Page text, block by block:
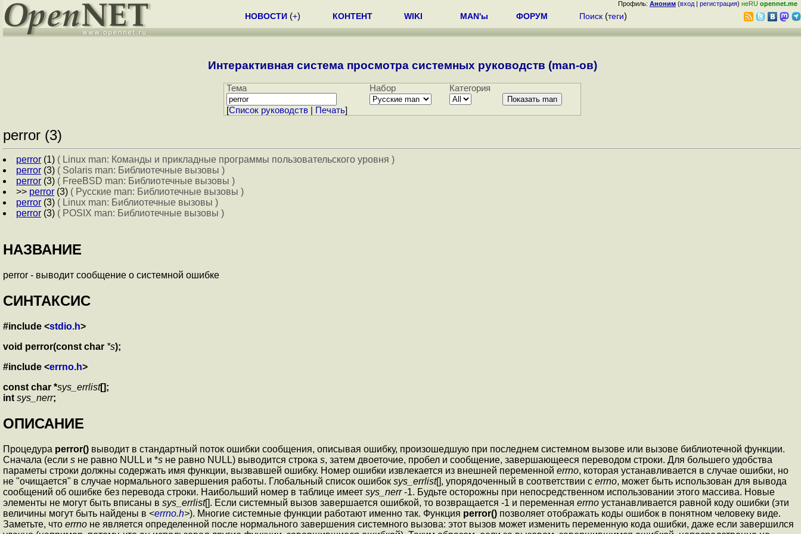
Профиль: Аноним (вход | регистрация) неRU opennet.me
НОВОСТИ (+) КОНТЕНТ WIKI MAN'ы ФОРУМ Поиск (теги)
Интерактивная система просмотра системных руководств (man-ов)
Тема Набор Категория
[Cписок руководств| Печать]
perror (3)
perror (1) ( Linux man: Команды и прикладные программы пользовательского уровня )
perror (3) ( Solaris man: Библиотечные вызовы )
perror (3) ( FreeBSD man: Библиотечные вызовы )
>> perror (3) ( Русские man: Библиотечные вызовы )
perror (3) ( Linux man: Библиотечные вызовы )
perror (3) ( POSIX man: Библиотечные вызовы )
НАЗВАНИЕ
perror - выводит сообщение о системной ошибке
СИНТАКСИС
#include <stdio.h>
void perror(const char *s);
#include <errno.h>
const char *sys_errlist[];
int sys_nerr;
ОПИСАНИЕ
Процедура perror() выводит в стандартный поток ошибки сообщения, описывая ошибку, произошедшую при последнем системном вызове или вызове библиотечной функции.
Сначала (если s не равно NULL и *s не равно NULL) выводится строка s, затем двоеточие, пробел и сообщение, завершающееся переводом строки. Для большего удобства
параметы строки должны содержать имя функции, вызвавшей ошибку. Номер ошибки извлекается из внешней переменной errno, которая устанавливается в случае ошибки, но
не "очищается" в случае нормального завершения работы. Глобальный список ошибок sys_errlist[], упорядоченный в соответствии с errno, может быть использован для вывода
сообщений об ошибке без перевода строки. Наибольший номер в таблице имеет sys_nerr-1. Будьте осторожны при непосредственном использовании этого массива. Новые
элементы не могут быть вписаны в sys_errlist[]. Если системный вызов завершается ошибкой, то возвращается -1 и переменная errno устанавливается равной коду ошибки (эти
величины могут быть найдены в <errno.h>). Многие системные функции работают именно так. Функция perror() позволяет отображать коды ошибок в понятном человеку виде.
Заметьте, что errno не является определенной после нормального завершения системного вызова: этот вызов может изменить переменную кода ошибки, даже если завершился